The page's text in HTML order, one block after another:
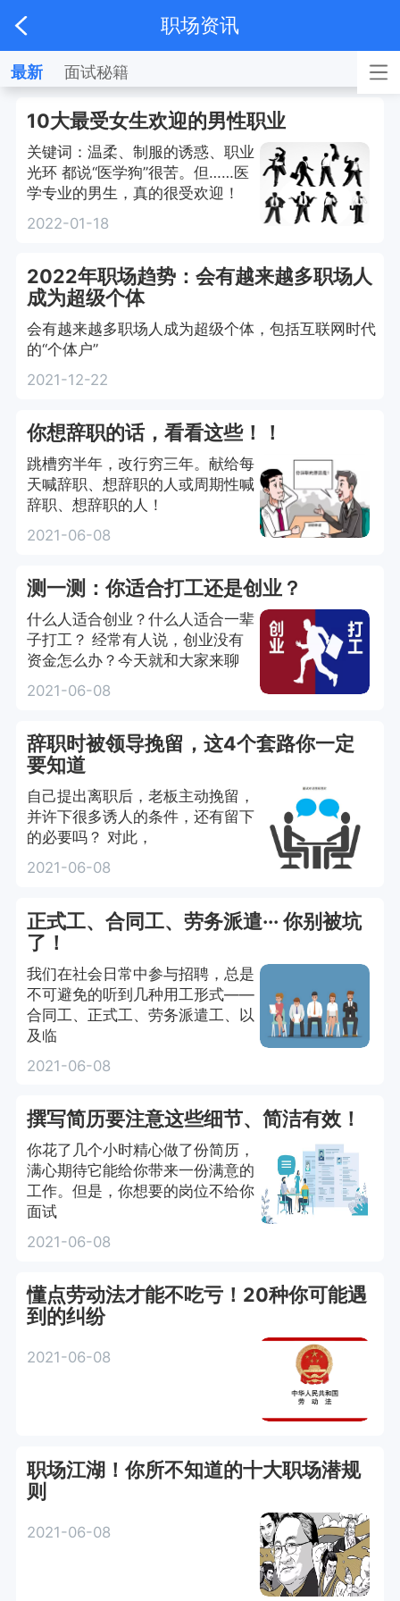
职场资讯
最新 面试秘籍
10大最受女生欢迎的男性职业
关键词：温柔、制服的诱惑、职业
光环 都说“医学狗”很苦。但……医
学专业的男生，真的很受欢迎！
2022-01-18
2022年职场趋势：会有越来越多职场人
成为超级个体
会有越来越多职场人成为超级个体，包括互联网时代
的“个体户”
2021-12-22
你想辞职的话，看看这些！！
跳槽穷半年，改行穷三年。献给每
天喊辞职、想辞职的人或周期性喊
辞职、想辞职的人！
2021-06-08
测一测：你适合打工还是创业？
什么人适合创业？什么人适合一辈
子打工？ 经常有人说，创业没有
资金怎么办？今天就和大家来聊
2021-06-08
辞职时被领导挽留，这4个套路你一定
要知道
自己提出离职后，老板主动挽留，
并许下很多诱人的条件，还有留下
的必要吗？ 对此，
2021-06-08
正式工、合同工、劳务派遣··· 你别被坑
了！
我们在社会日常中参与招聘，总是
不可避免的听到几种用工形式——
合同工、正式工、劳务派遣工、以
及临
2021-06-08
撰写简历要注意这些细节、简洁有效！
你花了几个小时精心做了份简历，
满心期待它能给你带来一份满意的
工作。但是，你想要的岗位不给你
面试
2021-06-08
懂点劳动法才能不吃亏！20种你可能遇
到的纠纷
2021-06-08
职场江湖！你所不知道的十大职场潜规
则
2021-06-08